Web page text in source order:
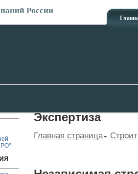
России
Экспертиза
Главная страница